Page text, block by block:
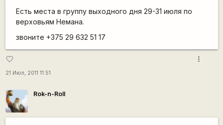
Есть места в группу выходного дня 29-31 июля по
верховьям Немана.
звоните +375 29 632 51 17
favorite_border
21 Июл, 2011 11:51
more_vert
Rok-n-Roll